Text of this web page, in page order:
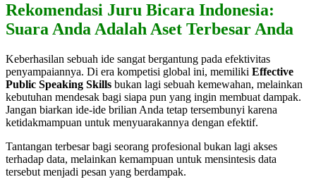
Rekomendasi Juru Bicara Indonesia:
Suara Anda Adalah Aset Terbesar Anda
Keberhasilan sebuah ide sangat bergantung pada efektivitas
penyampaiannya. Di era kompetisi global ini, memiliki Effective
Public Speaking Skills bukan lagi sebuah kemewahan, melainkan
kebutuhan mendesak bagi siapa pun yang ingin membuat dampak.
Jangan biarkan ide-ide brilian Anda tetap tersembunyi karena
ketidakmampuan untuk menyuarakannya dengan efektif.
Tantangan terbesar bagi seorang profesional bukan lagi akses
terhadap data, melainkan kemampuan untuk mensintesis data
tersebut menjadi pesan yang berdampak.